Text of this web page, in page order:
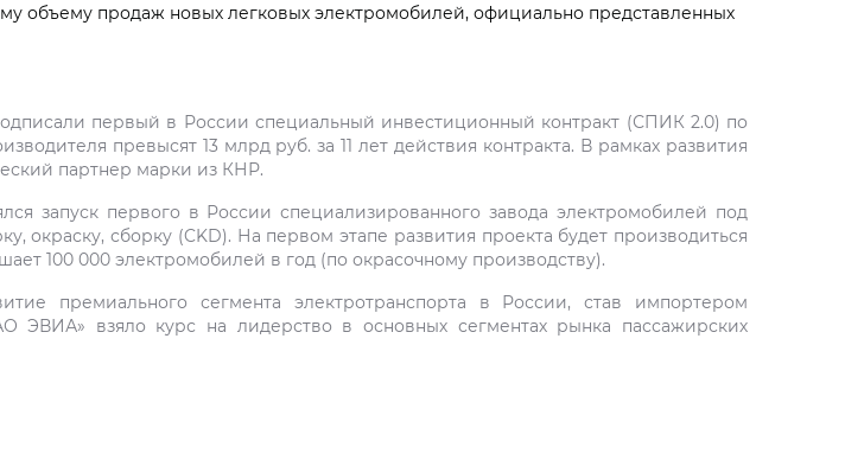
объему продаж новых легковых электромобилей, официально представленных
первый в России специальный инвестиционный контракт (СПИК 2.0) по
превысят 13 млрд руб. за 11 лет действия контракта. В рамках развития
партнер марки из КНР.
запуск первого в России специализированного завода электромобилей под
окраску, сборку (CKD). На первом этапе развития проекта будет производиться
100 000 электромобилей в год (по окрасочному производству).
премиального сегмента электротранспорта в России, став импортером
ЭВИА» взяло курс на лидерство в основных сегментах рынка пассажирских